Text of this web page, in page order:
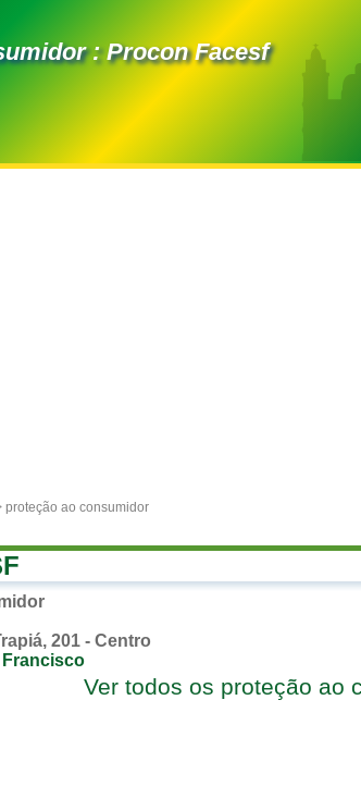
: Procon Facesf
proteção ao consumidor
201 - Centro
Francisco
Ver todos os proteção ao